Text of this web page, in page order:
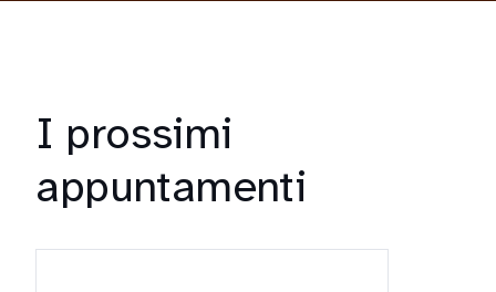
I prossimi
appuntamenti